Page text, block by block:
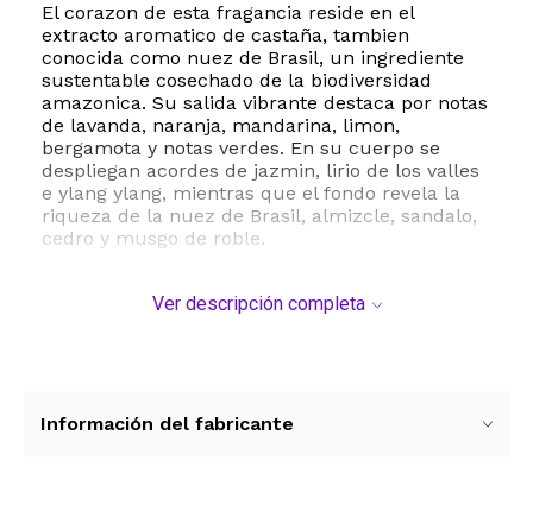
El corazon de esta fragancia reside en el
extracto aromatico de castaña, tambien
conocida como nuez de Brasil, un ingrediente
sustentable cosechado de la biodiversidad
amazonica. Su salida vibrante destaca por notas
de lavanda, naranja, mandarina, limon,
bergamota y notas verdes. En su cuerpo se
despliegan acordes de jazmin, lirio de los valles
e ylang ylang, mientras que el fondo revela la
riqueza de la nuez de Brasil, almizcle, sandalo,
cedro y musgo de roble.
sustentable. Este Eau de Toilette esta elaborado
el cuidado del medio ambiente. Disfruta de una
Ver descripción completa
Información del fabricante